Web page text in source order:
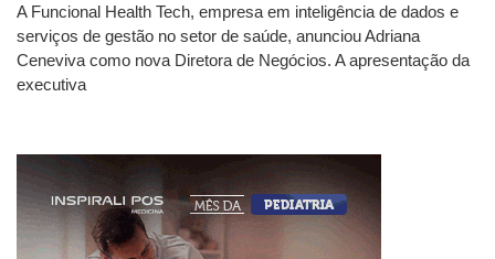
A Funcional Health Tech, empresa em inteligência de dados e
serviços de gestão no setor de saúde, anunciou Adriana
Ceneviva como nova Diretora de Negócios. A apresentação da
executiva